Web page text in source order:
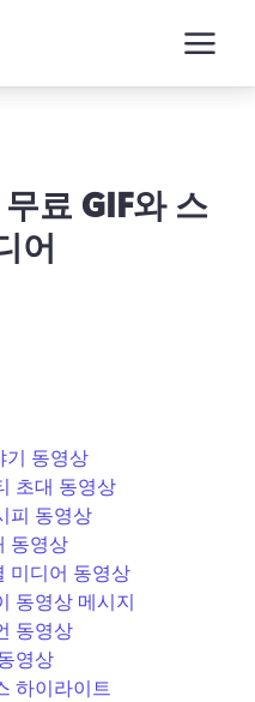
료 GIF와 스
어
기 동영상
초대 동영상
피 동영상
동영상
미디어 동영상
동영상 메시지
동영상
영상
하이라이트